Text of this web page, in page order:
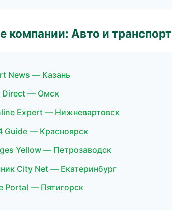
компании: Авто и транспорт
News — Казань
Direct — Омск
Expert — Нижневартовск
Guide — Красноярск
Yellow — Петрозаводск
City Net — Екатеринбург
Portal — Пятигорск